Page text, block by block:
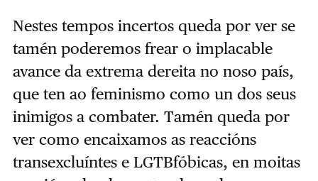
Nestes tempos incertos queda por ver se
tamén poderemos frear o implacable
avance da extrema dereita no noso país,
que ten ao feminismo como un dos seus
inimigos a combater. Tamén queda por
ver como encaixamos as reaccións
transexcluíntes e LGTBfóbicas, en moitas